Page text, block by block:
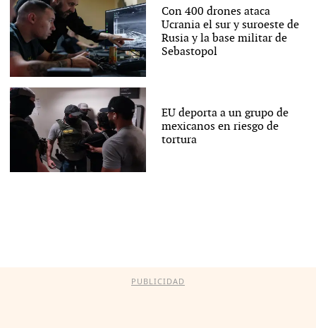
Con 400 drones ataca
Ucrania el sur y suroeste de
Rusia y la base militar de
Sebastopol
EU deporta a un grupo de
mexicanos en riesgo de
tortura
PUBLICIDAD